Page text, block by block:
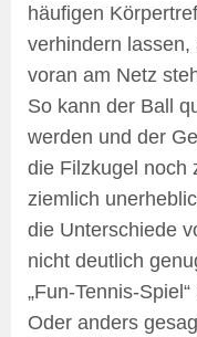
häufigen
verhindern
voran am Netz
So kann der Ball
werden und der
die Filzkugel noch
ziemlich
die Unterschiede
nicht deutlich
„Fun-Tennis-
Oder anders